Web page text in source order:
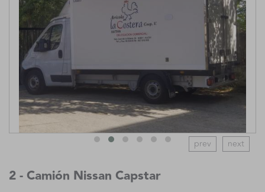
prev next
2 - Camión Nissan Capstar